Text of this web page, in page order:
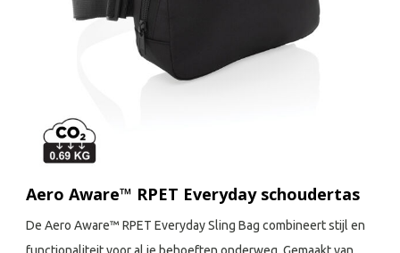
Aero Aware™ RPET Everyday schoudertas
De Aero Aware™ RPET Everyday Sling Bag combineert stijl en